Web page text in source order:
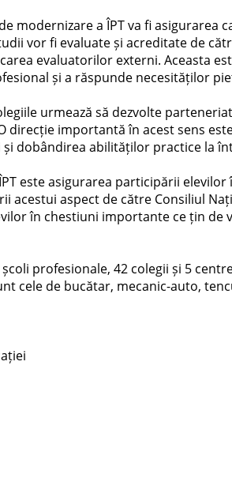
modernizare a ÎPT va fi
vor fi evaluate și acreditate de
evaluatorilor externi. Aceasta
și a răspunde necesităților
urmează să dezvolte
direcție importantă în acest sens
dobândirea abilităților practice la
este asigurarea participării elevilor
acestui aspect de către Consiliul
în chestiuni importante ce țin de
profesionale, 42 colegii și 5
cele de bucătar, mecanic-auto,